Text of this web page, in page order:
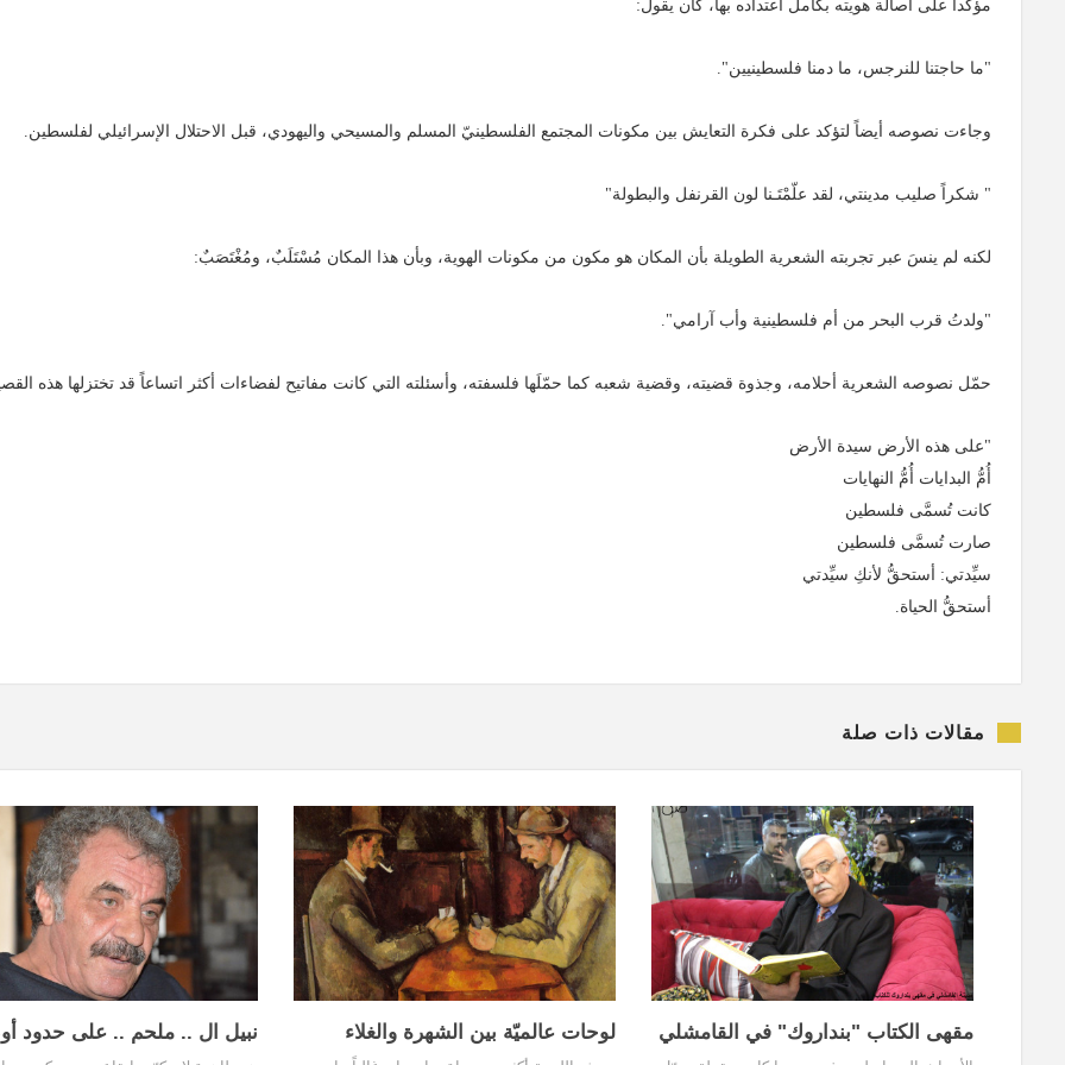
مؤكداً على أصالة هويته بكامل اعتداده بها، كان يقول:
"ما حاجتنا للنرجس، ما دمنا فلسطينيين".
وجاءت نصوصه أيضاً لتؤكد على فكرة التعايش بين مكونات المجتمع الفلسطينيّ المسلم والمسيحي واليهودي، قبل الاحتلال الإسرائيلي لفلسطين.
" شكراً صليب مدينتي، لقد علّمْتَـنا لون القرنفل والبطولة"
لكنه لم ينسَ عبر تجربته الشعرية الطويلة بأن المكان هو مكون من مكونات الهوية، وبأن هذا المكان مُسْتَلَبٌ، ومُغْتَصَبٌ:
"ولدتُ قرب البحر من أم فلسطينية وأب آرامي".
حمّل نصوصه الشعرية أحلامه، وجذوة قضيته، وقضية شعبه كما حمّلَها فلسفته، وأسئلته التي كانت مفاتيح لفضاءات أكثر اتساعاً قد تختزلها هذه
"على هذه الأرض سيدة الأرض
أُمُّ البدايات أُمُّ النهايات
كانت تُسمَّى فلسطين
صارت تُسمَّى فلسطين
سيِّدتي: أستحقُّ لأنكِ سيِّدتي
أستحقُّ الحياة.
مقالات ذات صلة
مقهى الكتاب "بنداروك" في القامشلي لوحات عالميّة بين الشهرة والغلاء نبيل ال .. ملحم .. على حدود